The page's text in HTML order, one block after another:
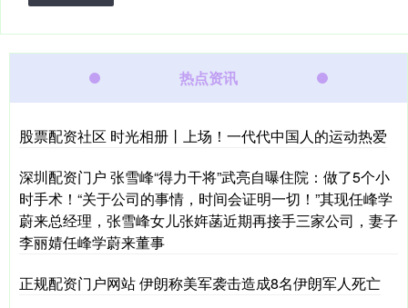
热点资讯
股票配资社区 时光相册丨上场！一代代中国人的运动热爱
深圳配资门户 张雪峰“得力干将”武亮自曝住院：做了5个小
时手术！“关于公司的事情，时间会证明一切！”其现任峰学
蔚来总经理，张雪峰女儿张姩菡近期再接手三家公司，妻子
李丽婧任峰学蔚来董事
正规配资门户网站 伊朗称美军袭击造成8名伊朗军人死亡